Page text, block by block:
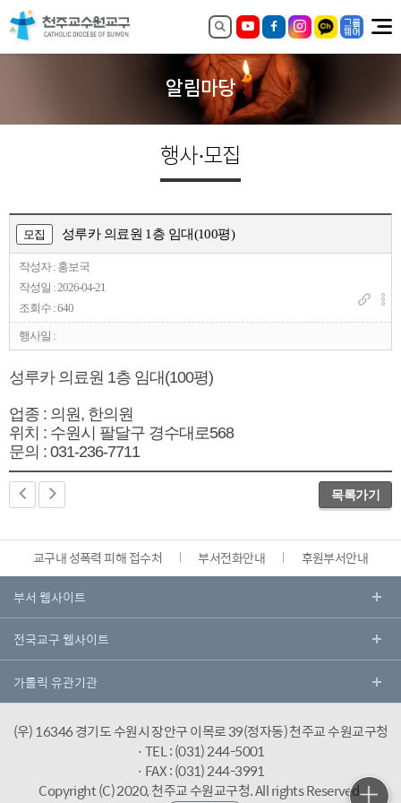
알림마당
행사·모집
모집 성루카 의료원 1층 임대(100평)
작성자 : 홍보국
작성일 : 2026-04-21
조회수 : 640
행사일 :
성루카 의료원 1층 임대(100평)
업종 : 의원, 한의원
위치 : 수원시 팔달구 경수대로568
문의 : 031-236-7711
목록가기
교구내 성폭력 피해 접수처 부서전화안내 후원부서안내
(우) 16346 경기도 수원시 장안구 이목로 39(정자동) 천주교 수원교구청
· TEL : (031) 244-5001
· FAX : (031) 244-3991
Copyright (C) 2020, 천주교 수원교구청.All rights Reserved.